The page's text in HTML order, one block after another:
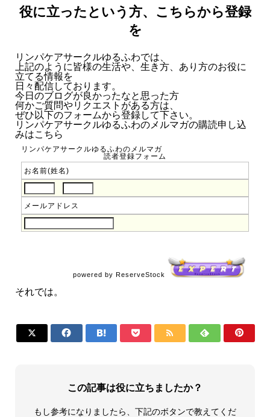
役に立ったという方、こちらから登録
を
リンパケアサークルゆるふわでは、
上記のように皆様の生活や、生き方、あり方のお役に
立てる情報を
日々配信しております。
今日のブログが良かったなと思った方
何かご質問やリクエストがある方は、
ぜひ以下のフォームから登録して下さい。
リンパケアサークルゆるふわのメルマガの購読申し込
みはこちら
リンパケアサークルゆるふわのメルマガ
読者登録フォーム
お名前(姓名)
メールアドレス
powered by ReserveStock
それでは。
      
この記事は役に立ちましたか？
もし参考になりましたら、下記のボタンで教えてくだ